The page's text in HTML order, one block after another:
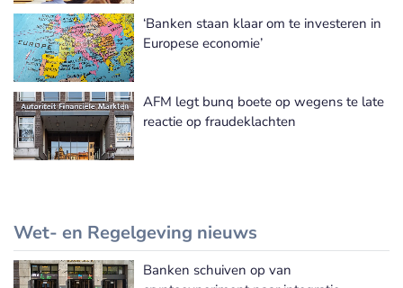
‘Banken staan klaar om te investeren in
Europese economie’
AFM legt bunq boete op wegens te late
reactie op fraudeklachten
Wet- en Regelgeving nieuws
Banken schuiven op van